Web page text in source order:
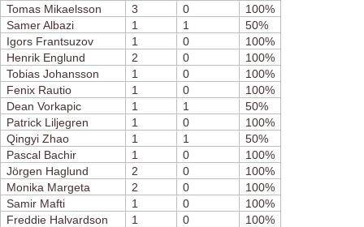
Tomas Mikaelsson
3 0
100%
Samer Albazi
1 1
50%
Igors Frantsuzov
1 0
100%
Henrik Englund
2 0
100%
Tobias Johansson
1 0
100%
Fenix Rautio
1 0
100%
Dean Vorkapic
1 1
50%
Patrick Liljegren
1 0
100%
Qingyi Zhao
1 1
50%
Pascal Bachir
1 0
100%
Jörgen Haglund
2 0
100%
Monika Margeta
2 0
100%
Samir Mafti
1 0
100%
Freddie Halvardson
1 0
100%